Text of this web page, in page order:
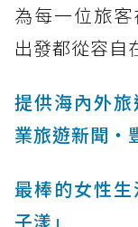
為每一位旅
出發都從容自
提供海內外
業旅遊新聞‧
最棒的女性
子漾」